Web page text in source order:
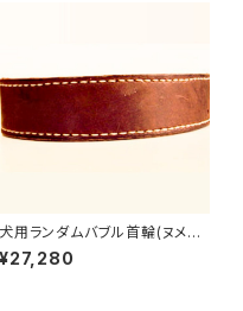
犬用ランダムバブル首輪(ヌメ革
ハンドメイド) 50〜59cmま
で 【受注製作】LOVE＆PEAC
¥27,280